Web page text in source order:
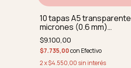
10 tapas A5
micrones (0.6 mm)
REDONDEADAS SIN
$9.100,00
$7.735,00con Efectivo
2x$4.550,00 sin interés